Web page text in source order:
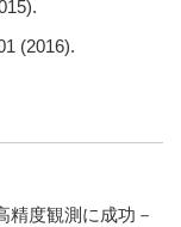
(2016).
精度観測に成功－